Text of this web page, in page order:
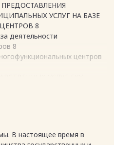
УСЛУГ НА БАЗЕ
8
деятельности
8
центров
деятельности
услуг 29
В настоящее время в